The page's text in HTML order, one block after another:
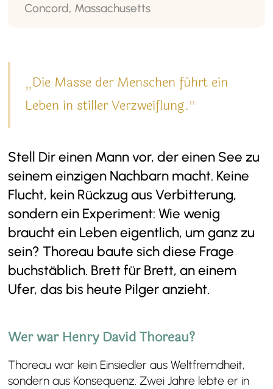
Concord, Massachusetts
„Die Masse der Menschen führt ein
Leben in stiller Verzweiflung."
Stell Dir einen Mann vor, der einen See zu
seinem einzigen Nachbarn macht. Keine
Flucht, kein Rückzug aus Verbitterung,
sondern ein Experiment: Wie wenig
braucht ein Leben eigentlich, um ganz zu
sein? Thoreau baute sich diese Frage
buchstäblich. Brett für Brett, an einem
Ufer, das bis heute Pilger anzieht.
Wer war Henry David Thoreau?
Thoreau war kein Einsiedler aus Weltfremdheit,
sondern aus Konsequenz. Zwei Jahre lebte er in